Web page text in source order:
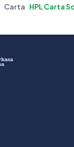
Carta HPL Carta